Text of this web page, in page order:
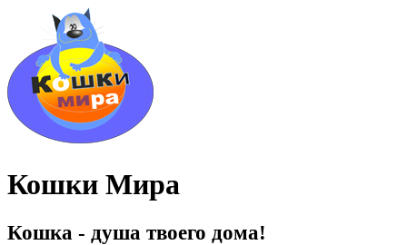
Кошки Мира
Кошка - душа твоего дома!